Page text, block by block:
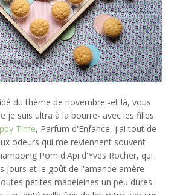
du thème de novembre -et là, vous
je suis ultra à la bourre- avec les filles
Time, Parfum d'Enfance, j'ai tout de
odeurs qui me reviennent souvent
Pom d'Api d'Yves Rocher, qui
jours et le goût de l'amande amère
petites madeleines un peu dures